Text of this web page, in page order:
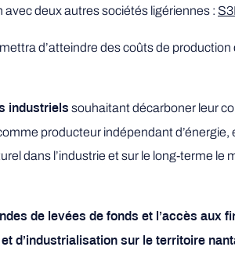
deux autres sociétés ligériennes :
d’atteindre des coûts de
industriels souhaitant décarboner leur
producteur indépendant
dans l’industrie et sur le long-terme le
de levées de fonds et l’accès aux
d’industrialisation sur le territoire